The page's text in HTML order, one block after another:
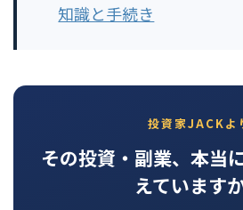
知識と手続き
投資家JACKよ
その投資・副業、本当
えています